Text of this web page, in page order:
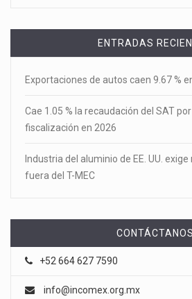
ENTRADAS
Exportaciones de autos caen 9.67 %
Cae 1.05 % la recaudación del SAT
fiscalización en 2026
Industria del aluminio de EE. UU.
fuera del T-MEC
CONTÁCTANOS
+52 664 627 7590
info@incomex.org.mx